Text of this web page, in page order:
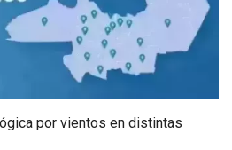
por vientos en distintas